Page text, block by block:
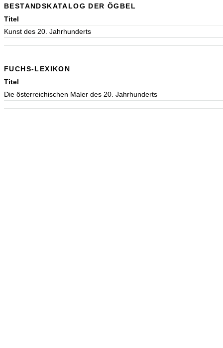
BESTANDSKATALOG DER ÖGBEL
Titel
Kunst des 20. Jahrhunderts
FUCHS-LEXIKON
Titel
Die österreichischen Maler des 20. Jahrhunderts